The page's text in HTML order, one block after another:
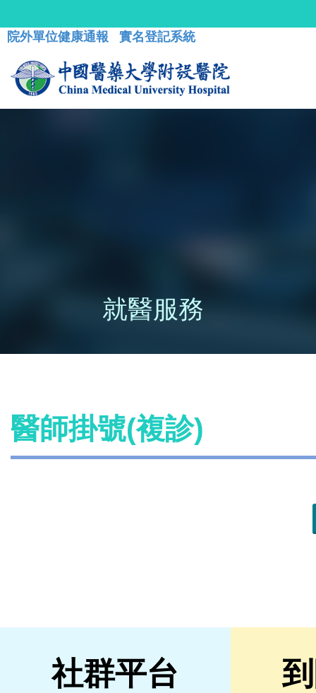
院外單位健康通報 實名登記系統
就醫服務
醫師掛號(複診)
社群平台